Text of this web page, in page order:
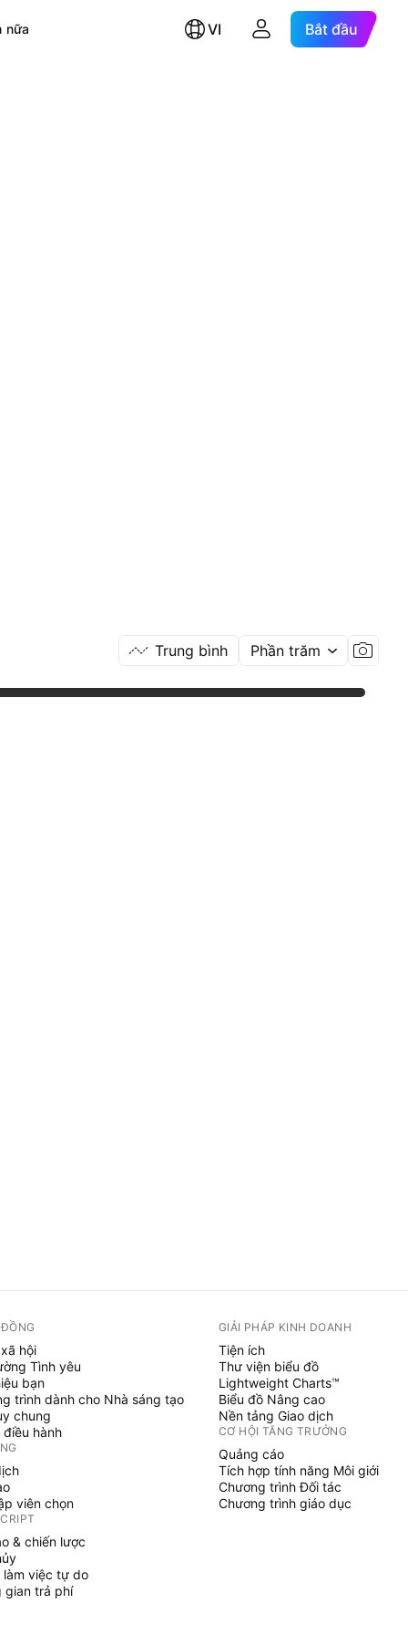
nữa VI Bắt đầu
Trung bình Phần trăm
hội
Tình yêu
bạn
trình dành cho Nhà sáng tạo
chung
hành
viên chọn
& chiến lược
làm việc tự do
gian trả phí
GIẢI PHÁP KINH DOANH
Tiện ích
Thư viện biểu đồ
Lightweight Charts™
Biểu đồ Nâng cao
Nền tảng Giao dịch
CƠ HỘI TĂNG TRƯỞNG
Quảng cáo
Tích hợp tính năng Môi giới
Chương trình Đối tác
Chương trình giáo dục